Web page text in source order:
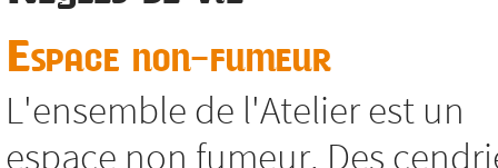
Espace non-fumeur
L'ensemble de l'Atelier est un
espace non fumeur. Des